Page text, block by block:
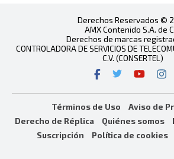
Derechos Reservados ©
AMX Contenido S.A. de
Derechos de marcas
CONTROLADORA DE SERVICIOS DE
C.V. (CONSERTEL)
Términos de Uso
Aviso de
Derecho de Réplica
Quiénes somos
Suscripción
Política de cookies